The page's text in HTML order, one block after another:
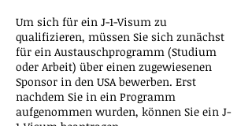
Um sich für ein J-1-Visum zu
qualifizieren, müssen Sie sich zunächst
für ein Austauschprogramm (Studium
oder Arbeit) über einen zugewiesenen
Sponsor in den USA bewerben. Erst
nachdem Sie in ein Programm
aufgenommen wurden, können Sie ein J-